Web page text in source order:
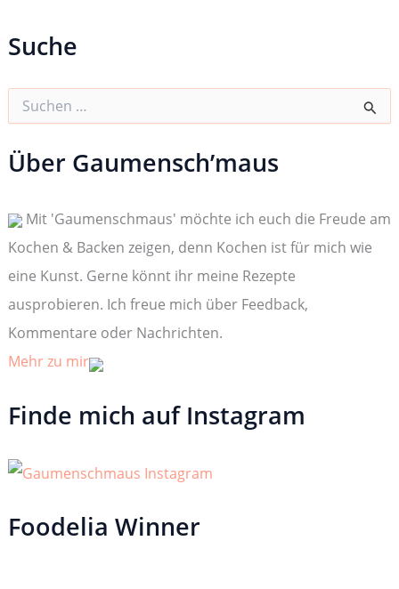
Suche
h
e
a
c
h
:
Über Gaumensch’maus
Mit 'Gaumenschmaus' möchte ich euch die Freude am
Kochen & Backen zeigen, denn Kochen ist für mich wie
eine Kunst. Gerne könnt ihr meine Rezepte
ausprobieren. Ich freue mich über Feedback,
Kommentare oder Nachrichten.
Mehr zu mir
Finde mich auf Instagram
Foodelia Winner